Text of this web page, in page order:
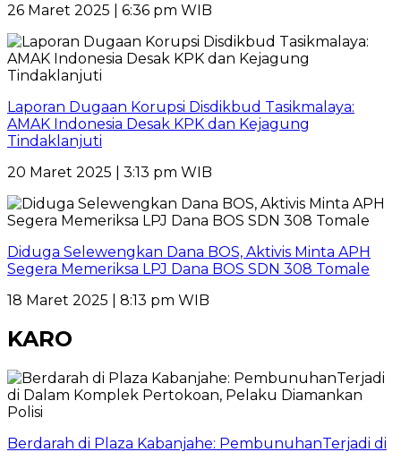
26 Maret 2025 | 6:36 pm WIB
Laporan Dugaan Korupsi Disdikbud Tasikmalaya:
AMAK Indonesia Desak KPK dan Kejagung
Tindaklanjuti
20 Maret 2025 | 3:13 pm WIB
Diduga Selewengkan Dana BOS, Aktivis Minta APH
Segera Memeriksa LPJ Dana BOS SDN 308 Tomale
18 Maret 2025 | 8:13 pm WIB
KARO
Berdarah di Plaza Kabanjahe: PembunuhanTerjadi di